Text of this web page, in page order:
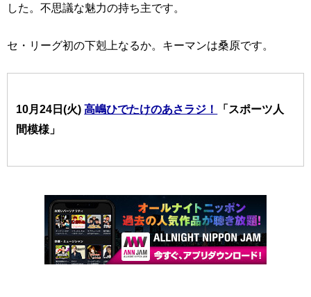
した。不思議な魅力の持ち主です。
セ・リーグ初の下剋上なるか。キーマンは桑原です。
10月24日(火)高嶋ひでたけのあさラジ！
「スポーツ人
間模様」